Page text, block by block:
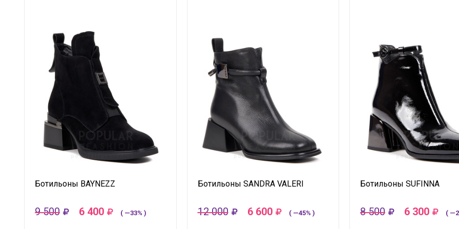
Ботильоны BAYNEZZ
9 500 6 400 ( —33% )
Ботильоны SANDRA VALERI
12 000 6 600 ( —45% )
Ботильоны SUFINNA
8 500 6 300 (